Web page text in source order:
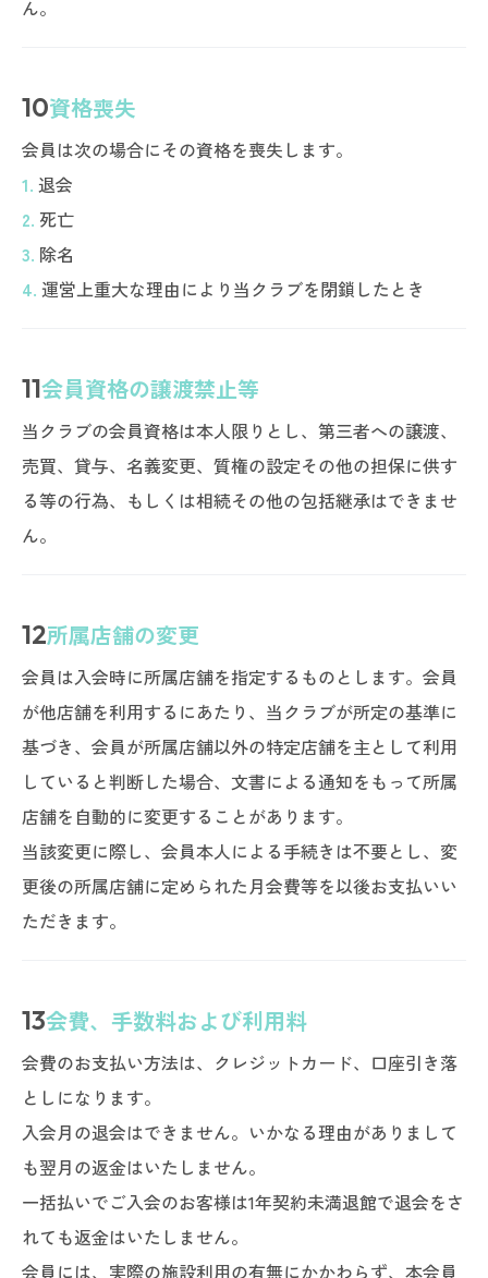
ん。
10資格喪失
会員は次の場合にその資格を喪失します。
1. 退会
2. 死亡
3. 除名
4. 運営上重大な理由により当クラブを閉鎖したとき
11会員資格の譲渡禁止等
当クラブの会員資格は本人限りとし、第三者への譲渡、
売買、貸与、名義変更、質権の設定その他の担保に供す
る等の行為、もしくは相続その他の包括継承はできませ
ん。
12所属店舗の変更
会員は入会時に所属店舗を指定するものとします。会員
が他店舗を利用するにあたり、当クラブが所定の基準に
基づき、会員が所属店舗以外の特定店舗を主として利用
していると判断した場合、文書による通知をもって所属
店舗を自動的に変更することがあります。
当該変更に際し、会員本人による手続きは不要とし、変
更後の所属店舗に定められた月会費等を以後お支払いい
ただきます。
13会費、手数料および利用料
会費のお支払い方法は、クレジットカード、口座引き落
としになります。
入会月の退会はできません。いかなる理由がありまして
も翌月の返金はいたしません。
一括払いでご入会のお客様は1年契約未満退館で退会をさ
れても返金はいたしません。
会員には、実際の施設利用の有無にかかわらず、本会員